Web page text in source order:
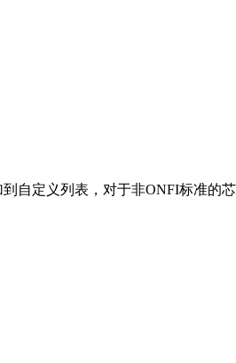
自定义列表，对于非ONFI标准的芯